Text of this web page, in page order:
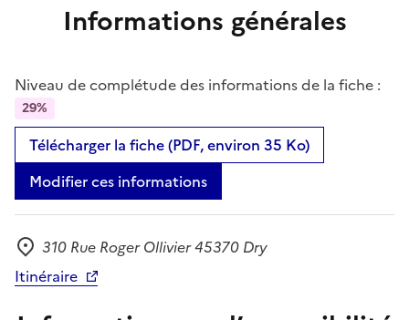
Informations générales
Niveau de complétude des informations de la fiche :
29%
Télécharger la fiche (PDF, environ 35 Ko)
Modifier ces informations
Adresse
310 Rue Roger Ollivier 45370 Dry
Itinéraire